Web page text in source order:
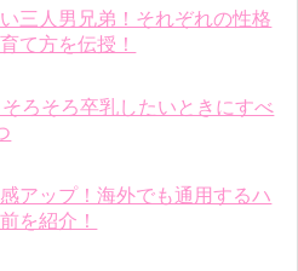
三人男兄弟！それぞれの性格
て方を伝授！
ろそろ卒乳したいときにすべ
アップ！海外でも通用するハ
を紹介！